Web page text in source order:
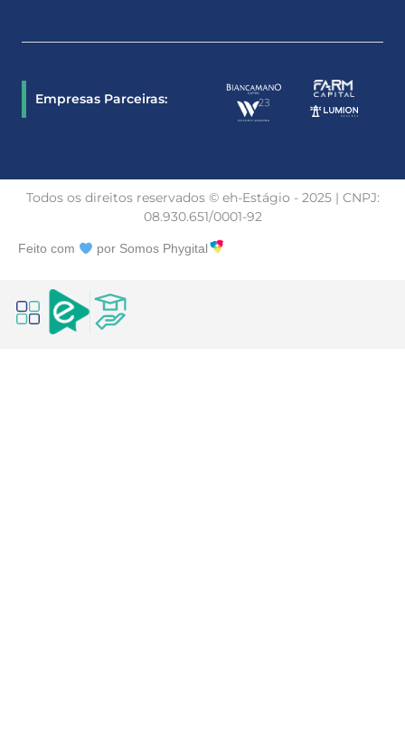
Empresas Parceiras:
Todos os direitos reservados © eh-Estágio - 2025 | CNPJ:
08.930.651/0001-92
Feito com por Somos Phygital